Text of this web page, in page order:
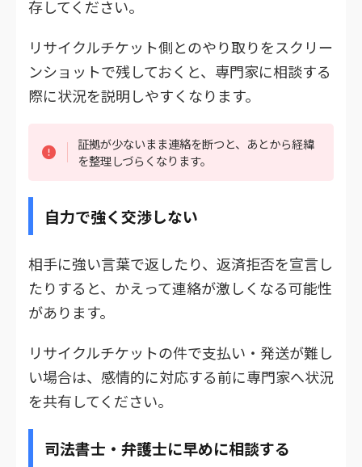
存してください。
リサイクルチケット側とのやり取りをスクリー
ンショットで残しておくと、専門家に相談する
際に状況を説明しやすくなります。
証拠が少ないまま連絡を断つと、あとから経緯
を整理しづらくなります。
自力で強く交渉しない
相手に強い言葉で返したり、返済拒否を宣言し
たりすると、かえって連絡が激しくなる可能性
があります。
リサイクルチケットの件で支払い・発送が難し
い場合は、感情的に対応する前に専門家へ状況
を共有してください。
司法書士・弁護士に早めに相談する